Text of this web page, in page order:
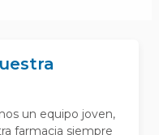
un equipo joven,
farmacia siempre